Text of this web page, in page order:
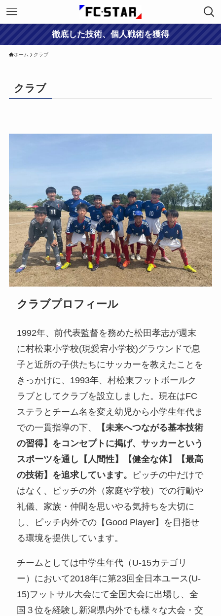
徹底した技術、個人戦術を獲得
ホーム クラブ
クラブ
クラブプロフィール
1992年、前代表監督を務めた松田孝志が週末
に村松東小学校(現愛宕小学校)グラウンドで息
子と近所の子供たちにサッカーを教えたことを
きっかけに、1993年、村松東フットボールク
ラブとしてクラブを設立しました。現在はFC
ステラとチーム名を変え幼児から小学生年代ま
での一貫指導の下、
【未来へつながる基本技術
の習得】をコンセプトに掲げ、サッカーという
スポーツを通し【人間性】【健全な体】【最高
の技術】を追求しています。
ピッチの中だけで
はなく、ピッチの外（家庭や学校）での行動や
礼儀、家族・仲間を思いやる気持ちを大切に
し、ピッチ内外での【Good Player】を目指せ
る環境を提供しています。
チームとしては中学生年代（U-15カテゴリ
ー）において2018年に第23回全日本ユース(U-
15)フットサル大会にて全国大会に出場し、全
国３位を経験し新潟県内外でも様々な大会・交